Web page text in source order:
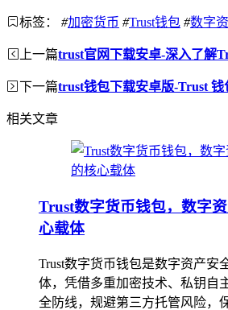
标签： #加密货币 #Trust钱包 #数字
上一篇trust官网下载安卓-深入了解
下一篇trust钱包下载安卓版-Trust 钱
相关文章
Trust数字货币钱包，数字
心载体
Trust数字货币钱包是数字资产安
体，凭借多重加密技术、私钥自
全防线，规避第三方托管风险，